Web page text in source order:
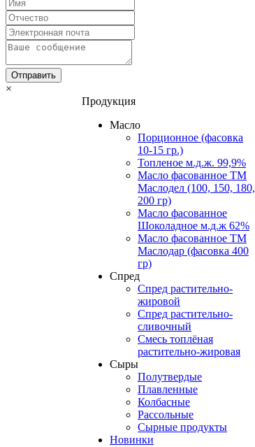
×
Продукция
Масло
Порционное (фасовка
10-15 гр.)
Топленое м.д.ж. 99,9%
Масло фасованное ТМ
Маслодел (100, 150, 180,
200 гр)
Масло фасованное
Шоколадное м.д.ж 62%
Масло фасованное ТМ
Маслодар (фасовка 400
гр)
Спред
Спред растительно-
жировой
Спред растительно-
сливочный
Смесь топлёная
растительно-жировая
Сыры
Полутвердые
Плавленные
Колбасные
Рассольные
Сырные продукты
Новинки